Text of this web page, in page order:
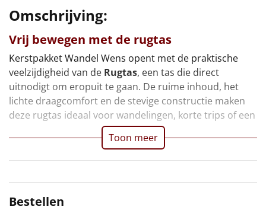
Alle artikelen
Overige
Ideeën
Personeel
Sinterklaaspakketten
Omschrijving:
Vrij bewegen met de rugtas
Kerstpakket Wandel Wens opent met de praktische
veelzijdigheid van de Rugtas, een tas die direct
uitnodigt om eropuit te gaan. De ruime inhoud, het
lichte draagcomfort en de stevige constructie maken
deze rugtas ideaal voor wandelingen, korte trips of een
Toon meer
Bestellen